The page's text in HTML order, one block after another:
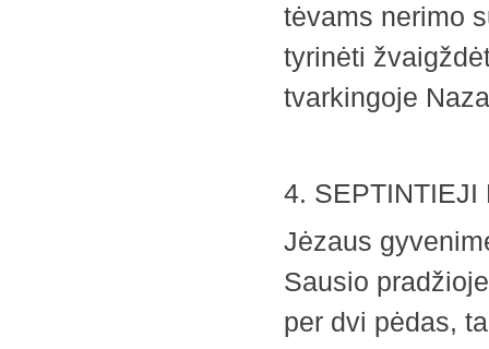
tėvams nerimo
tyrinėti
tvarkingoje
4. SEPTINTIEJI
Jėzaus
Sausio
per dvi pėdas,